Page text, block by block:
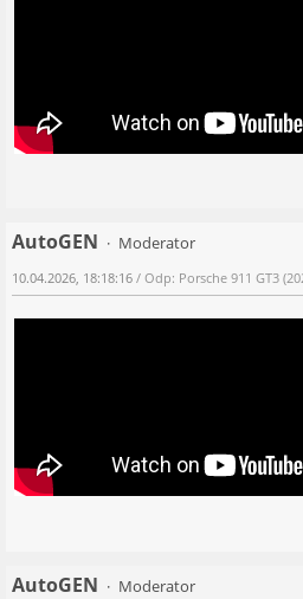
AutoGEN
Moderator
10.04.2026, 18:18:16 / Odp: Porsche 911 GT3
AutoGEN
Moderator